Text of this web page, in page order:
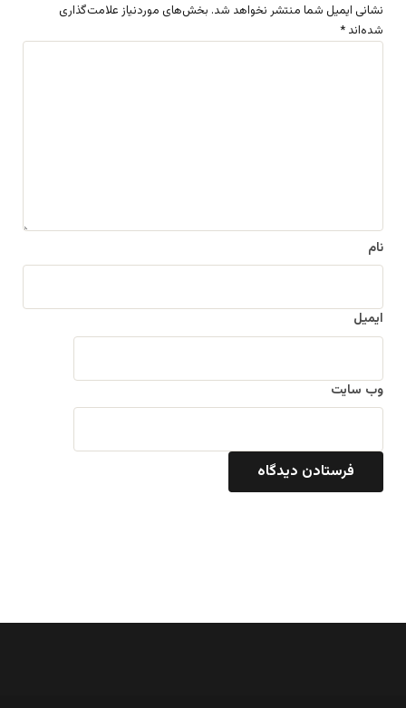
نشانی ایمیل شما منتشر نخواهد شد. بخش‌های موردنیاز علامت‌گذاری
شده‌اند *
نام
ایمیل
وب‌ سایت